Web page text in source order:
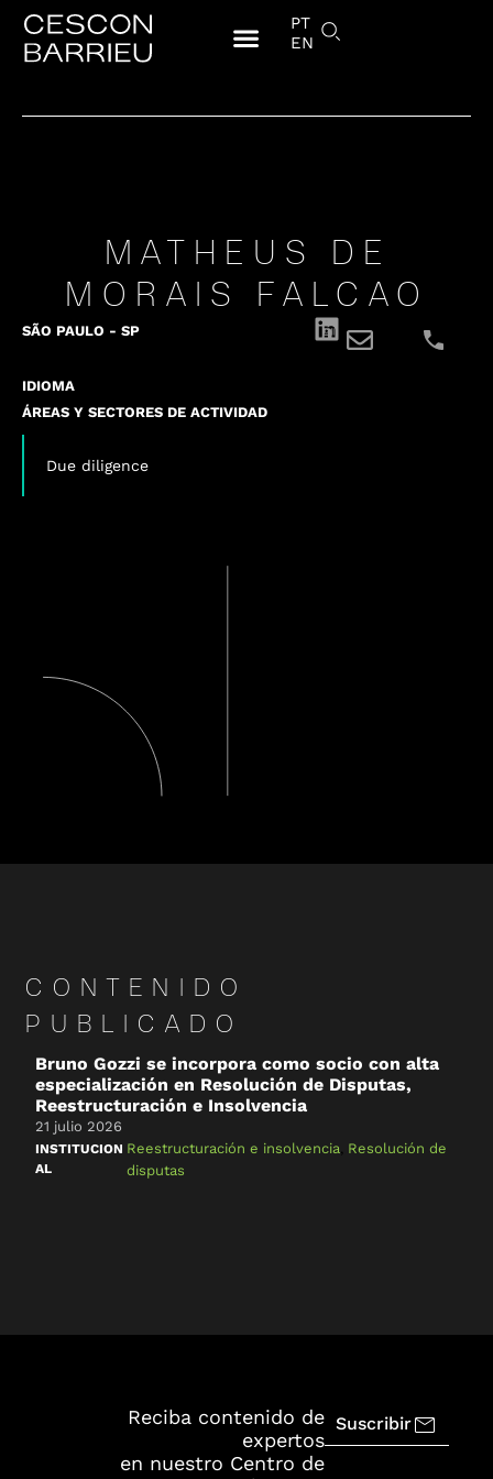
PT
EN
MATHEUS DE
MORAIS FALCAO
SÃO PAULO - SP
IDIOMA
ÁREAS Y SECTORES DE ACTIVIDAD
Due diligence
CONTENIDO
PUBLICADO
Bruno Gozzi se incorpora como socio con alta
especialización en Resolución de Disputas,
Reestructuración e Insolvencia
21 julio 2026
INSTITUCION
AL
Reestructuración e insolvencia Resolución de
disputas
Reciba contenido de
expertos
en nuestro Centro de
Suscribir